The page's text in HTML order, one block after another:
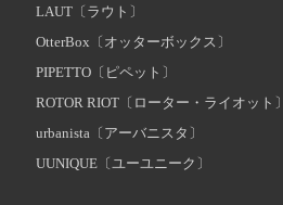
LAUT〔ラウト〕
OtterBox〔オッターボックス〕
PIPETTO〔ピペット〕
ROTOR RIOT〔ローター・ライオット〕
urbanista〔アーバニスタ〕
UUNIQUE〔ユーユニーク〕